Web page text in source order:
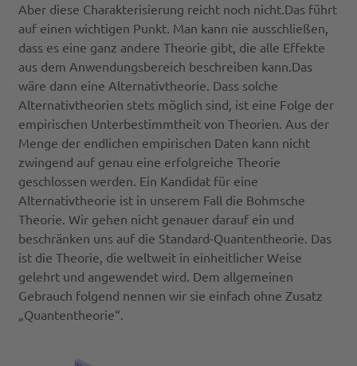
Aber diese Charakterisierung reicht noch nicht.Das führt
auf einen wichtigen Punkt. Man kann nie ausschließen,
dass es eine ganz andere Theorie gibt, die alle Effekte
aus dem Anwendungsbereich beschreiben kann.Das
wäre dann eine Alternativtheorie. Dass solche
Alternativtheorien stets möglich sind, ist eine Folge der
empirischen Unterbestimmtheit von Theorien. Aus der
Menge der endlichen empirischen Daten kann nicht
zwingend auf genau eine erfolgreiche Theorie
geschlossen werden. Ein Kandidat für eine
Alternativtheorie ist in unserem Fall die Bohmsche
Theorie. Wir gehen nicht genauer darauf ein und
beschränken uns auf die Standard-Quantentheorie. Das
ist die Theorie, die weltweit in einheitlicher Weise
gelehrt und angewendet wird. Dem allgemeinen
Gebrauch folgend nennen wir sie einfach ohne Zusatz
„Quantentheorie“.